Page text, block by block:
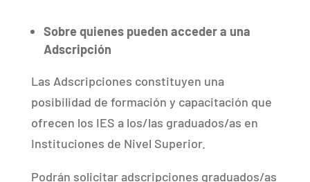
Sobre quienes pueden acceder a una
Adscripción
Las Adscripciones constituyen una
posibilidad de formación y capacitación que
ofrecen los IES a los/las graduados/as en
Instituciones de Nivel Superior.
Podrán solicitar adscripciones graduados/as